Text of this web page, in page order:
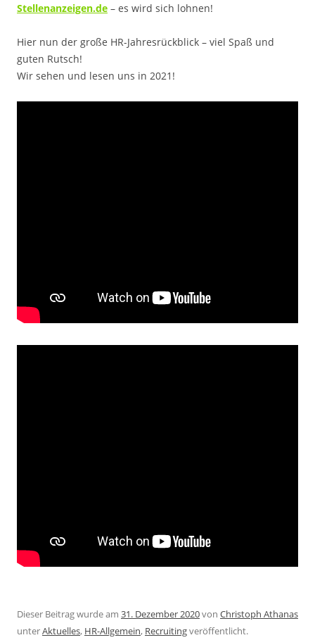
Stellenanzeigen.de – es wird sich lohnen!
Hier nun der große HR-Jahresrückblick – viel Spaß und
guten Rutsch!
Wir sehen und lesen uns in 2021!
Dieser Beitrag wurde am 31. Dezember 2020von Christoph Athanas
unterAktuelles, HR-Allgemein, Recruitingveröffentlicht.